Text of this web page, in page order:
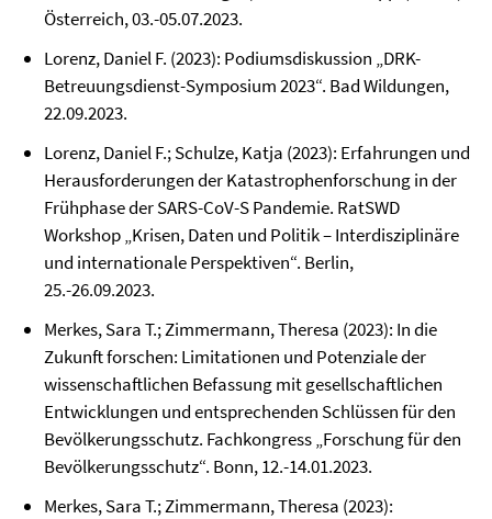
Österreich, 03.-05.07.2023.
Lorenz, Daniel F. (2023): Podiumsdiskussion „DRK-
Betreuungsdienst-Symposium 2023“. Bad Wildungen,
22.09.2023.
Lorenz, Daniel F.; Schulze, Katja (2023): Erfahrungen und
Herausforderungen der Katastrophenforschung in der
Frühphase der SARS-CoV-S Pandemie. RatSWD
Workshop „Krisen, Daten und Politik – Interdisziplinäre
und internationale Perspektiven“. Berlin,
25.-26.09.2023.
Merkes, Sara T.; Zimmermann, Theresa (2023): In die
Zukunft forschen: Limitationen und Potenziale der
wissenschaftlichen Befassung mit gesellschaftlichen
Entwicklungen und entsprechenden Schlüssen für den
Bevölkerungsschutz. Fachkongress „Forschung für den
Bevölkerungsschutz“. Bonn, 12.-14.01.2023.
Merkes, Sara T.; Zimmermann, Theresa (2023):